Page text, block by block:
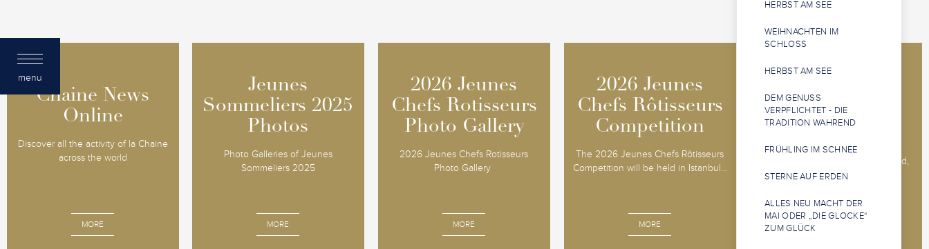
menu
HERBST AM SEE
WEIHNACHTEN IM
SCHLOSS
HERBST AM SEE
DEM GENUSS
VERPFLICHTET - DIE
TRADITION WAHREND
FRÜHLING IM SCHNEE
STERNE AUF ERDEN
ALLES NEU MACHT DER
MAI ODER „DIE GLOCKE“
ZUM GLÜCK
Chaine News
Online
Discover all the activity of la Chaine
across the world
MORE
Chaine News
Online
Jeunes
Sommeliers 2025
Photos
Photo Galleries of Jeunes
Sommeliers 2025
MORE
Jeunes
Sommeliers 2025
Photos
2026 Jeunes
Chefs Rotisseurs
Photo Gallery
2026 Jeunes Chefs Rotisseurs
Photo Gallery
MORE
2026 Jeunes
Chefs Rotisseurs
Photo Gallery
2026 Jeunes
Chefs Rôtisseurs
Competition
The 2026 Jeunes Chefs Rôtisseurs
Competition will be held in Istanbul...
MORE
2026 Jeunes
Chefs Rôtisseurs
Competition
2026 Jeunes
Sommeliers
Competition
The 2026 Jeunes Sommeliers
Competition will be held in Båstad,
Sweden, 14 - 18 o...
2026 Jeunes
Sommeliers
Competition